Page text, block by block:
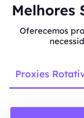
Melhores
Oferecemos
Proxies